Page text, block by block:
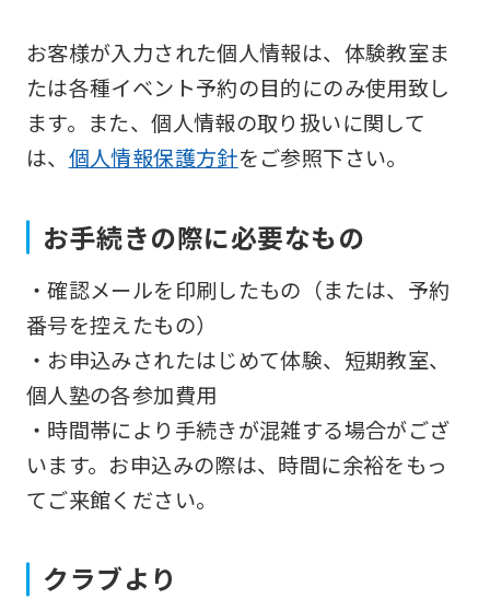
お客様が入力された個人情報は、体験教室ま
たは各種イベント予約の目的にのみ使用致し
ます。また、個人情報の取り扱いに関して
は、 個人情報保護方針をご参照下さい。
お手続きの際に必要なもの
・確認メールを印刷したもの（または、予約
番号を控えたもの）
・お申込みされたはじめて体験、短期教室、
個人塾の各参加費用
・時間帯により手続きが混雑する場合がござ
います。お申込みの際は、時間に余裕をもっ
てご来館ください。
クラブより
translated
mechanically,
so
it
not
be
an
translation.
translation
may